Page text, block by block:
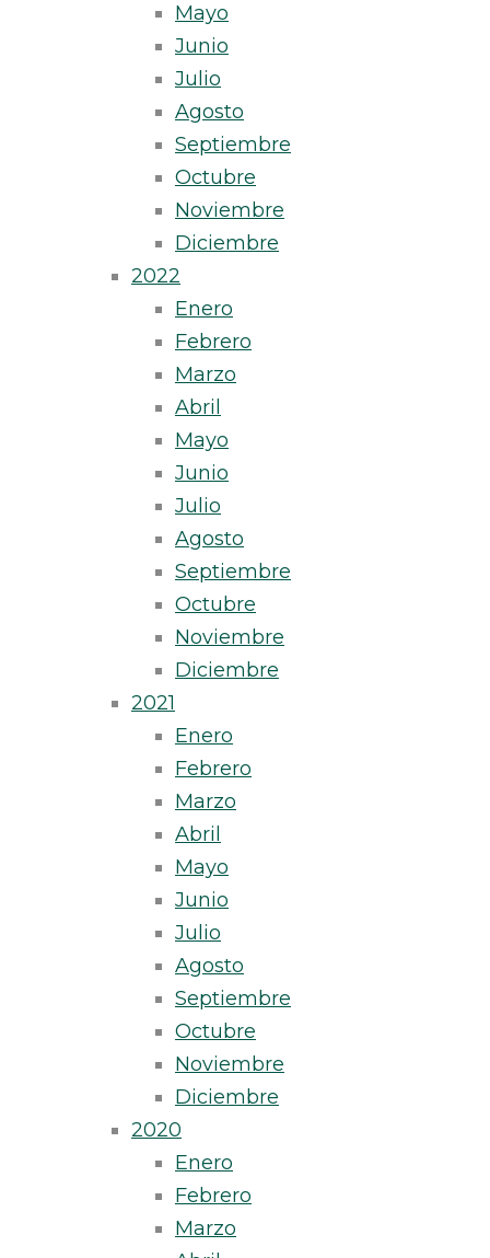
Mayo
Junio
Julio
Agosto
Septiembre
Octubre
Noviembre
Diciembre
2022
Enero
Febrero
Marzo
Abril
Mayo
Junio
Julio
Agosto
Septiembre
Octubre
Noviembre
Diciembre
2021
Enero
Febrero
Marzo
Abril
Mayo
Junio
Julio
Agosto
Septiembre
Octubre
Noviembre
Diciembre
2020
Enero
Febrero
Marzo